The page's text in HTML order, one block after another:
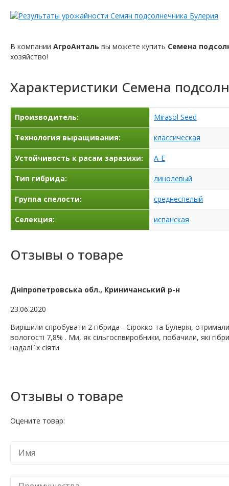
В компании АгроАнталь вы можете купить Семена
хозяйство!
Характеристики Семена
Производитель: Mirasol Seed
Технология выращивания: классическая
Устойчивость к расам заразихи: A-E
Тип гибрида: линолевый
Группа спелости: среднеспелый
Селекция: испанская
Отзывы о товаре
Дніпропетровська обл., Криничанський р-н
23.06.2020
Вирішили спробувати 2 гібрида - Сірокко та Булерія,
вологості 7,8% . Ми, як сільгоспвиробники, побачили, які
надалі їх сіяти
Отзывы о товаре
Оцените товар: